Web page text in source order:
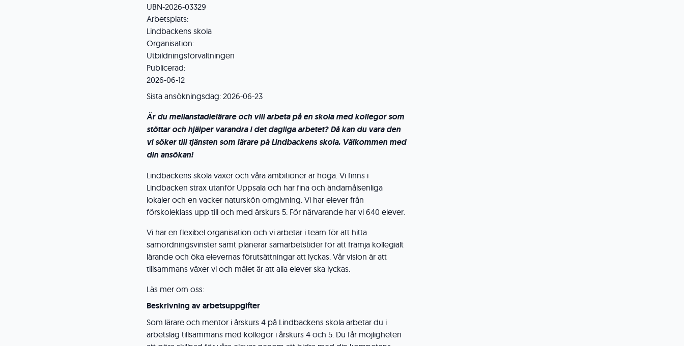
UBN-2026-03329
Arbetsplats:
Lindbackens skola
Organisation:
Utbildningsförvaltningen
Publicerad:
2026-06-12
Sista ansökningsdag: 2026-06-23
Är du mellanstadielärare och vill arbeta på en skola med kollegor som
stöttar och hjälper varandra i det dagliga arbetet? Då kan du vara den
vi söker till tjänsten som lärare på Lindbackens skola. Välkommen med
din ansökan!
Lindbackens skola växer och våra ambitioner är höga. Vi finns i
Lindbacken strax utanför Uppsala och har fina och ändamålsenliga
lokaler och en vacker naturskön omgivning. Vi har elever från
förskoleklass upp till och med årskurs 5. För närvarande har vi 640 elever.
Vi har en flexibel organisation och vi arbetar i team för att hitta
samordningsvinster samt planerar samarbetstider för att främja kollegialt
lärande och öka elevernas förutsättningar att lyckas. Vår vision är att
tillsammans växer vi och målet är att alla elever ska lyckas.
Läs mer om oss:
Beskrivning av arbetsuppgifter
Som lärare och mentor i årskurs 4 på Lindbackens skola arbetar du i
arbetslag tillsammans med kollegor i årskurs 4 och 5. Du får möjligheten